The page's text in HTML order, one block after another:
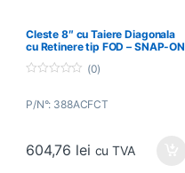
Cleste 8″ cu Taiere Diagonala
cu Retinere tip FOD – SNAP-ON
u
5
(0)
P/N°: 388ACFCT
604,76 lei cu TVA